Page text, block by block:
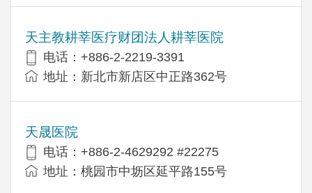
天主教耕莘医疗财团法人耕莘医院
电话：+886-2-2219-3391
地址：新北市新店区中正路362号
天晟医院
电话：+886-2-4629292 #22275
地址：桃园市中坜区延平路155号